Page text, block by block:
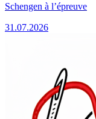
Schengen à l’épreuve
31.07.2026